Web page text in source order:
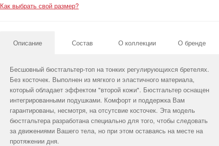
Как выбрать свой размер?
Описание Состав О коллекции О бренде
Бесшовный бюстгальтер-топ на тонких регулирующихся бретелях.
Без косточек. Выполнен из мягкого и эластичного материала,
который обладает эффектом "второй кожи". Бюстгальтер оснащен
интегрированными подушками. Комфорт и поддержка Вам
гарантированы, несмотря, на отсутсвие косточек. Эта модель
бюстгальтера разработана специально для того, чтобы следовать
за движениями Вашего тела, но при этом оставаясь на месте на
протяжении дня.